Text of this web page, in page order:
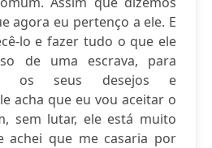
agora eu pertenço a ele. E
lo e fazer tudo o que ele
de uma escrava, para
os seus desejos e
acha que eu vou aceitar o
sem lutar, ele está muito
achei que me casaria por